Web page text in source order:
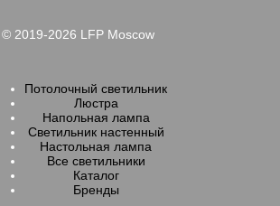
© 2019-2026 LFP Moscow
Потолочный светильник
Люстра
Напольная лампа
Светильник настенный
Настольная лампа
Все светильники
Каталог
Бренды